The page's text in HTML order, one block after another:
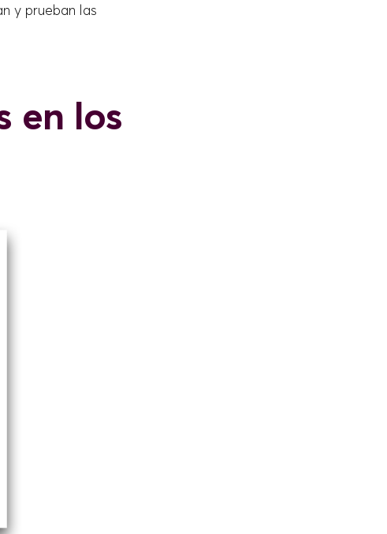
y prueban las
en los